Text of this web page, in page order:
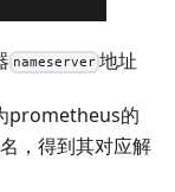
nameserver 地址
prometheus的
，得到其对应解